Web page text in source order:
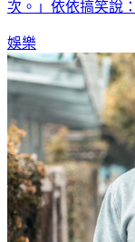
次。」依依搞笑說
娛樂